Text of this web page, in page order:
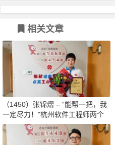
相关文章
（1450）张锦熠 – “能帮一把，我
一定尽力！”杭州软件工程师两个
月减重13斤赴生命之约 – 2026年0
8月03日